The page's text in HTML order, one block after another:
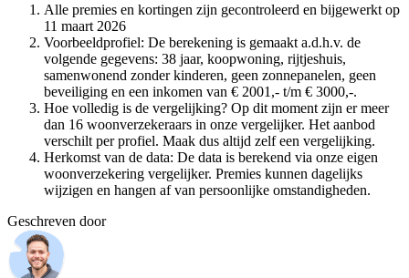
Alle premies en kortingen zijn gecontroleerd en bijgewerkt op
11 maart 2026
Voorbeeldprofiel: De berekening is gemaakt a.d.h.v. de
volgende gegevens: 38 jaar, koopwoning, rijtjeshuis,
samenwonend zonder kinderen, geen zonnepanelen, geen
beveiliging en een inkomen van € 2001,- t/m € 3000,-.
Hoe volledig is de vergelijking? Op dit moment zijn er meer
dan 16 woonverzekeraars in onze vergelijker. Het aanbod
verschilt per profiel. Maak dus altijd zelf een vergelijking.
Herkomst van de data: De data is berekend via onze eigen
woonverzekering vergelijker. Premies kunnen dagelijks
wijzigen en hangen af van persoonlijke omstandigheden.
Geschreven door